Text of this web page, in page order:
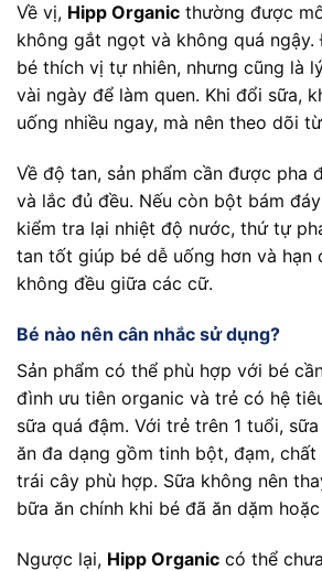
Về vị, Hipp Organic thường được
không gắt ngọt và không quá
bé thích vị tự nhiên, nhưng cũng là
vài ngày để làm quen. Khi đổi sữa,
uống nhiều ngay, mà nên theo dõi
Về độ tan, sản phẩm cần được pha
và lắc đủ đều. Nếu còn bột bám
kiểm tra lại nhiệt độ nước, thứ tự
tan tốt giúp bé dễ uống hơn và hạn
không đều giữa các cữ.
Bé nào nên cân nhắc sử dụng?
Sản phẩm có thể phù hợp với bé
đình ưu tiên organic và trẻ có hệ
sữa quá đậm. Với trẻ trên 1 tuổi,
ăn đa dạng gồm tinh bột, đạm,
trái cây phù hợp. Sữa không nên
bữa ăn chính khi bé đã ăn dặm
Ngược lại, Hipp Organic có thể